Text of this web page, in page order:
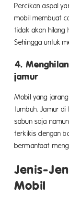
Percikan aspal
mobil membuat
tidak akan hilang
Sehingga untuk
4.
Mobil yang
tumbuh. Jamur
sabun saja
terkikis dengan
bermanfaat
Jenis-